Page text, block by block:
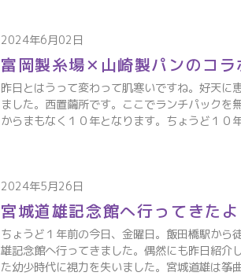
2024年6月02日
富岡製糸場✕山崎製パンのコラ
昨日とはうって変わって肌寒いですね。好天に
ました。西置繭所です。ここでランチパックを
からまもなく１０年となります。ちょうど１０
2024年5月26日
宮城道雄記念館へ行ってきたよ
ちょうど１年前の今日、金曜日。飯田橋駅から
雄記念館へ行ってきました。偶然にも昨日紹介
た幼少時代に視力を失いました。宮城道雄は筝